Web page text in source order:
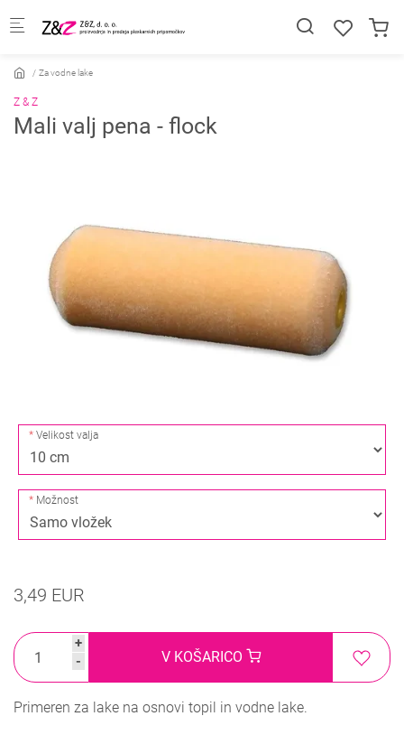
Za vodne lake
Z & Z
Mali valj pena - flock
Velikost valja
Možnost
3,49 EUR
+
-
V KOŠARICO
Primeren za lake na osnovi topil in vodne lake.